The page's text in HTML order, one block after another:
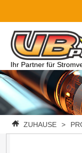
Ihr Partner für
ZUHAUSE >